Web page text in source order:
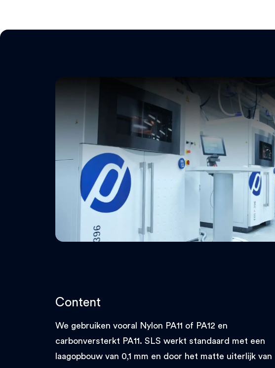
Content
We gebruiken vooral Nylon PA11 of PA12 en
carbonversterkt PA11. SLS werkt standaard met een
laagopbouw van 0,1 mm en door het matte uiterlijk van